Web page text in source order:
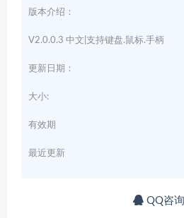
版本介绍：
V2.0.0.3 中文|支持键盘.鼠标.手柄
更新日期：
大小:
有效期
最近更新
QQ咨询